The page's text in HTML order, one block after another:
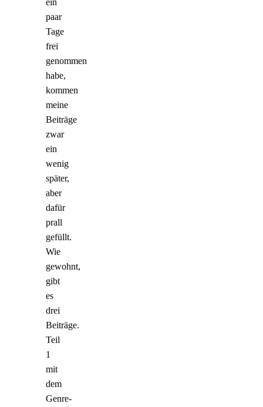
paar
Tage
frei
genommen
habe,
kommen
meine
Beiträge
zwar
ein
wenig
später,
aber
dafür
prall
gefüllt.
Wie
gewohnt,
gibt
es
drei
Beiträge.
Teil
1
mit
dem
Genre-